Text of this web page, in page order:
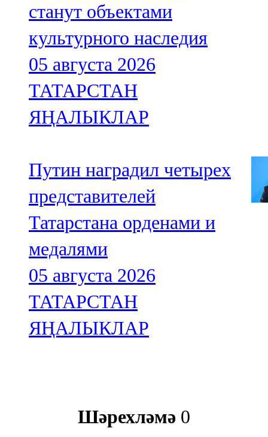
станут объектами
культурного наследия
05 августа 2026
ТАТАРСТАН
ЯҢАЛЫКЛАР
Путин наградил четырех
представителей
Татарстана орденами и
медалями
05 августа 2026
ТАТАРСТАН
ЯҢАЛЫКЛАР
Шәрехләмә 0